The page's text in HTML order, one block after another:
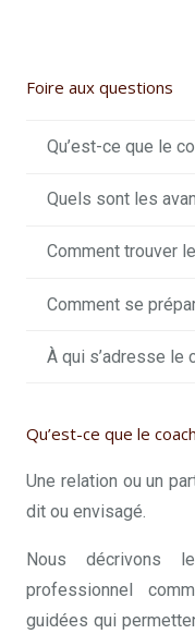
Foire aux questions
Qu’est-ce que le
Quels sont les
Comment trouver
Comment se
À qui s’adresse le
Qu’est-ce que le
Une relation ou un
dit ou envisagé.
Nous décrivons
professionnel
guidées qui